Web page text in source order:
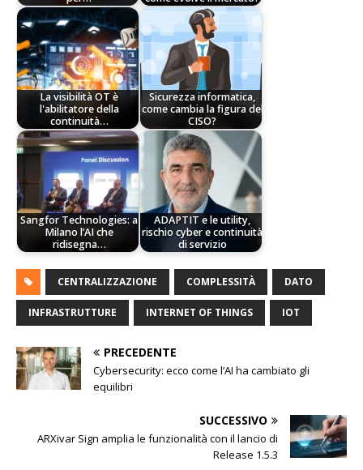
La visibilità OT è
l'abilitatore della
continuità…
Sicurezza informatica,
come cambia la figura del
CISO?
Sangfor Technologies: a
Milano l’AI che
ridisegna…
ADAPTIT e le utility,
rischio cyber e continuità
di servizio
CENTRALIZZAZIONE COMPLESSITÀ DATO
INFRASTRUTTURE INTERNET OF THINGS IOT
PRECEDENTE
Cybersecurity: ecco come l’AI ha cambiato gli
equilibri
SUCCESSIVO
ARXivar Sign amplia le funzionalità con il lancio di
Release 1.5.3